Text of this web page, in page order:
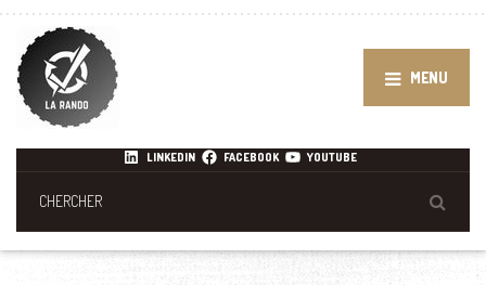
MENU
LINKEDIN FACEBOOK YOUTUBE